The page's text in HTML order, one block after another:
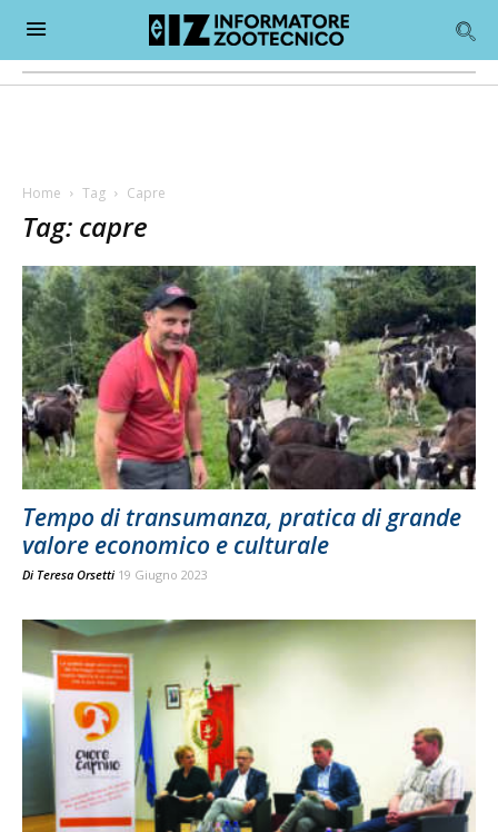
Home Tag Capre
Tag: capre
Tempo di transumanza, pratica di grande
valore economico e culturale
Di Teresa Orsetti 19 Giugno 2023